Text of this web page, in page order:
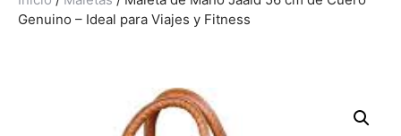
Genuino – Ideal para Viajes y Fitness